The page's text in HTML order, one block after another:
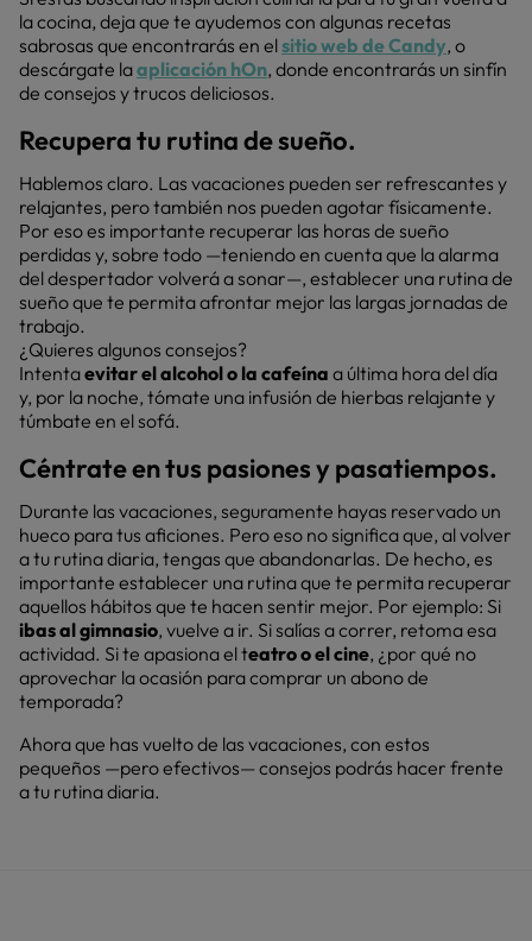
la cocina, deja que te ayudemos con algunas recetas
sabrosas que encontrarás en elsitio web de Candy, o
descárgate laaplicación hOn, donde encontrarás un sinfín
de consejos y trucos deliciosos.
Recupera tu rutina de sueño.
Hablemos claro. Las vacaciones pueden ser refrescantes y
relajantes, pero también nos pueden agotar físicamente.
Por eso es importante recuperar las horas de sueño
perdidas y, sobre todo —teniendo en cuenta que la alarma
del despertador volverá a sonar—, establecer una rutina de
sueño que te permita afrontar mejor las largas jornadas de
trabajo.
¿Quieres algunos consejos?
Intentaevitar el alcohol o la cafeína a última hora del día
y, por la noche, tómate una infusión de hierbas relajante y
túmbate en el sofá.
Céntrate en tus pasiones y pasatiempos.
Durante las vacaciones, seguramente hayas reservado un
hueco para tus aficiones. Pero eso no significa que, al volver
a tu rutina diaria, tengas que abandonarlas. De hecho, es
importante establecer una rutina que te permita recuperar
aquellos hábitos que te hacen sentir mejor. Por ejemplo: Si
ibas al gimnasio, vuelve a ir. Si salías a correr, retoma esa
actividad. Si te apasiona el teatro o el cine, ¿por qué no
aprovechar la ocasión para comprar un abono de
temporada?
Ahora que has vuelto de las vacaciones, con estos
pequeños —pero efectivos— consejos podrás hacer frente
a tu rutina diaria.